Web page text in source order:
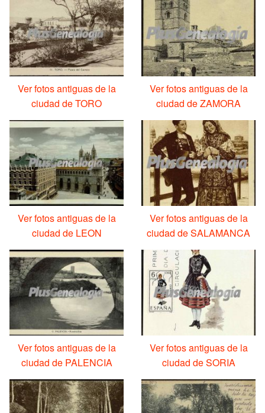
Ver fotos antiguas de la
ciudad de TORO
Ver fotos antiguas de la
ciudad de ZAMORA
Ver fotos antiguas de la
ciudad de LEON
Ver fotos antiguas de la
ciudad de SALAMANCA
Ver fotos antiguas de la
ciudad de PALENCIA
Ver fotos antiguas de la
ciudad de SORIA